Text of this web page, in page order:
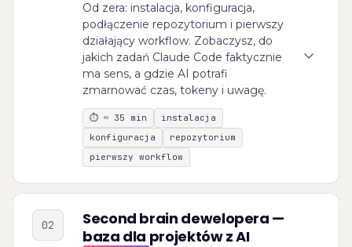
Od zera: instalacja, konfiguracja,
podłączenie repozytorium i pierwszy
działający workflow. Zobaczysz, do
jakich zadań Claude Code faktycznie
ma sens, a gdzie AI potrafi
zmarnować czas, tokeny i uwagę.
⏱ ≈ 35 min
instalacja
konfiguracja
repozytorium
pierwszy workflow
02
Second brain dewelopera —
baza dla projektów z AI